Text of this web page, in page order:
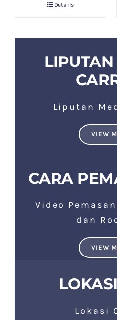
Details
Liputan
VIEW
CARA
Video
dan
VIEW
Lokasi